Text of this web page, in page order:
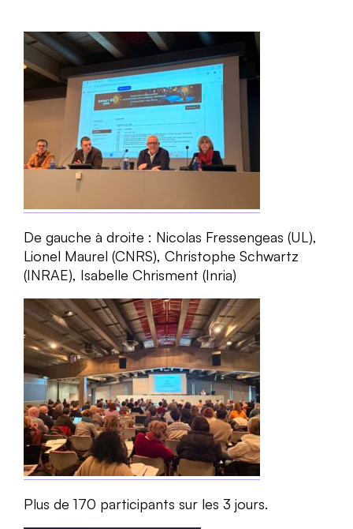
De gauche à droite : Nicolas Fressengeas (UL),
Lionel Maurel (CNRS), Christophe Schwartz
(INRAE), Isabelle Chrisment (Inria)
Plus de 170 participants sur les 3 jours.